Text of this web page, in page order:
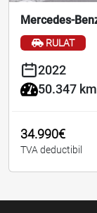
Mercedes-
RULAT
2022
50.347 km
34.990€
TVA deductibil